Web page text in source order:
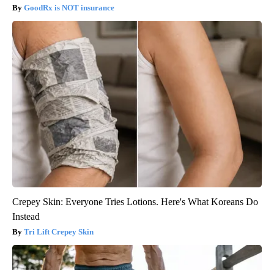
GoodRx is NOT insurance
Crepey Skin: Everyone Tries Lotions. Here's What Koreans Do
Instead
Tri Lift Crepey Skin